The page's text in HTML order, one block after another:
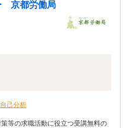
京都労働局
自己分析
等の求職活動に役立つ受講無料の